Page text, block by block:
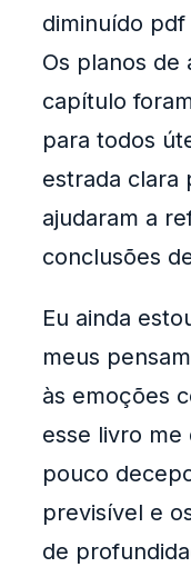
diminuído
Os planos de
capítulo
para todos
estrada clara
ajudaram a
conclusões
Eu ainda
meus
às emoções
esse livro me
pouco
previsível e
de